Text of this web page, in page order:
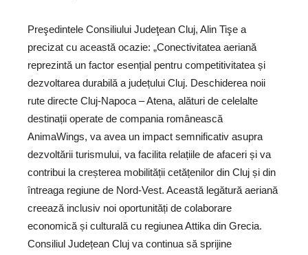
Preşedintele Consiliului Judeţean Cluj, Alin Tişe a
precizat cu această ocazie: „Conectivitatea aeriană
reprezintă un factor esențial pentru competitivitatea și
dezvoltarea durabilă a județului Cluj. Deschiderea noii
rute directe Cluj-Napoca – Atena, alături de celelalte
destinații operate de compania românească
AnimaWings, va avea un impact semnificativ asupra
dezvoltării turismului, va facilita relațiile de afaceri și va
contribui la creșterea mobilității cetățenilor din Cluj și din
întreaga regiune de Nord-Vest. Această legătură aeriană
creează inclusiv noi oportunități de colaborare
economică și culturală cu regiunea Attika din Grecia.
Consiliul Județean Cluj va continua să sprijine